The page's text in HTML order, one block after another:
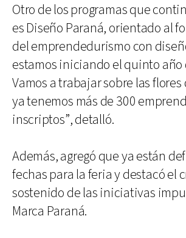
Otro de los programas que
es Diseño Paraná, orientado al
del emprendedurismo con
estamos iniciando el quinto año
Vamos a trabajar sobre las
ya tenemos más de 300
inscriptos”, detalló.
Además, agregó que ya están
fechas para la feria y destacó el
sostenido de las iniciativas
Marca Paraná.